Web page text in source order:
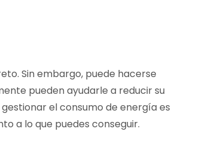
Sin embargo, puede hacerse
pueden ayudarle a reducir su
el consumo de energía es
a lo que puedes conseguir.